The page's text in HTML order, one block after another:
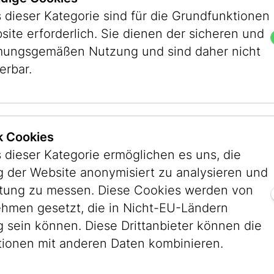
wie es ihr gefällt. Wir nehmen uns in
die vier Stockwerke und schauen dabei
besser, lustiger, schöner, bequemer,
dran und gestaltet euren perfekten
eure Entwürfe für ein neues
wienXtra Ferienspiel
1. Bezirk
dieser Kategorie sind für die Grundfunktionen
erforderlich. Sie dienen der sicheren und
Nutzung und sind daher nicht
Cookies
dieser Kategorie ermöglichen es uns, die
der Website anonymisiert zu analysieren und
zu messen. Diese Cookies werden von
gesetzt, die in Nicht-EU-Ländern
sein können. Diese Drittanbieter können die
mit anderen Daten kombinieren.